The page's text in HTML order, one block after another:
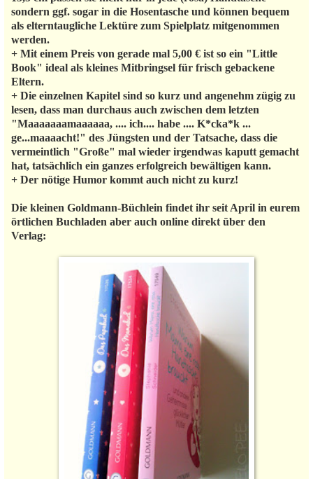
sondern ggf. sogar in die Hosentasche und können bequem
als elterntaugliche Lektüre zum Spielplatz mitgenommen
werden.
+ Mit einem Preis von gerade mal 5,00 € ist so ein "Little
Book" ideal als kleines Mitbringsel für frisch gebackene
Eltern.
+ Die einzelnen Kapitel sind so kurz und angenehm zügig zu
lesen, dass man durchaus auch zwischen dem letzten
"Maaaaaaamaaaaaa, .... ich.... habe .... K*cka*k ...
ge...maaaacht!" des Jüngsten und der Tatsache, dass die
vermeintlich "Große" mal wieder irgendwas kaputt gemacht
hat, tatsächlich ein ganzes erfolgreich bewältigen kann.
+ Der nötige Humor kommt auch nicht zu kurz!
Die kleinen Goldmann-Büchlein findet ihr seit April in eurem
örtlichen Buchladen aber auch online direkt über den
Verlag: